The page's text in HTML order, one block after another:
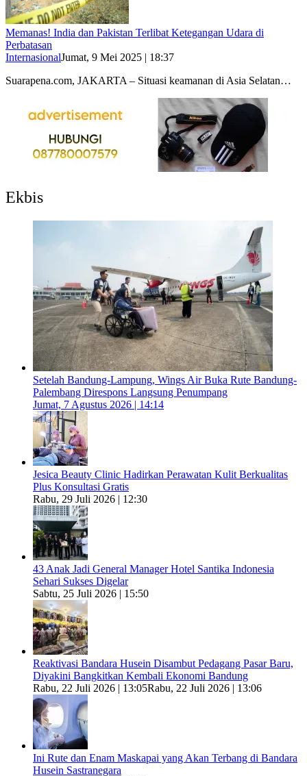
Memanas! India dan Pakistan Terlibat Ketegangan Udara di
Perbatasan
InternasionalJumat, 9 Mei 2025 | 18:37
Suarapena.com, JAKARTA – Situasi keamanan di Asia Selatan…
Ekbis
Setelah Bandung-Lampung, Wings Air Buka Rute Bandung-
Palembang Direspons Langsung Penumpang
Jumat, 7 Agustus 2026 | 14:14
Jesica Beauty Clinic Hadirkan Perawatan Kulit Berkualitas
Plus Konsultasi Gratis
Rabu, 29 Juli 2026 | 12:30
43 Anak Jadi General Manager Hotel Santika Indonesia
Sehari Sukses Digelar
Sabtu, 25 Juli 2026 | 15:50
Reaktivasi Bandara Husein Disambut Pedagang Pasar Baru,
Diyakini Bangkitkan Kembali Ekonomi Bandung
Rabu, 22 Juli 2026 | 13:05Rabu, 22 Juli 2026 | 13:06
Ini Rute dan Enam Maskapai yang Akan Terbang di Bandara
Husein Sastranegara